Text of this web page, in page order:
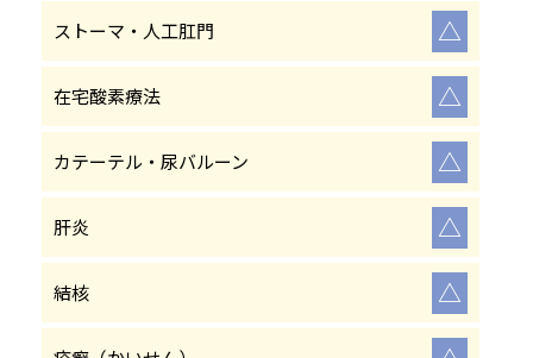
ストーマ・人工肛門 △
在宅酸素療法 △
カテーテル・尿バルーン △
肝炎 △
結核 △